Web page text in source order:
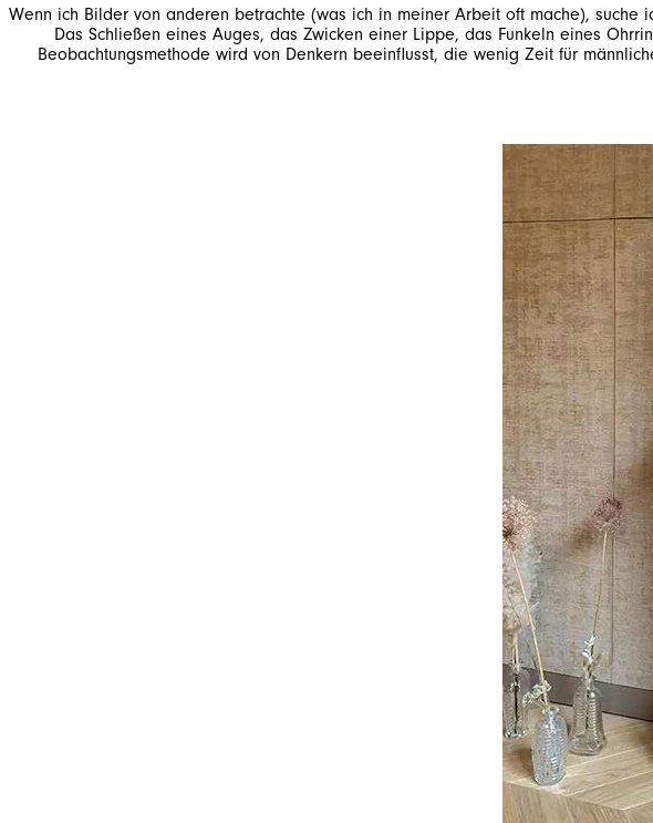
Wenn ich Bilder von anderen betrachte (was ich in meiner Arbeit oft mache),
Das Schließen eines Auges, das Zwicken einer Lippe, das Funkeln eines
Beobachtungsmethode wird von Denkern beeinflusst, die wenig Zeit für